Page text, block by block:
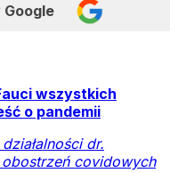
Google
wszystkich
o pandemii
dr.
covidowych